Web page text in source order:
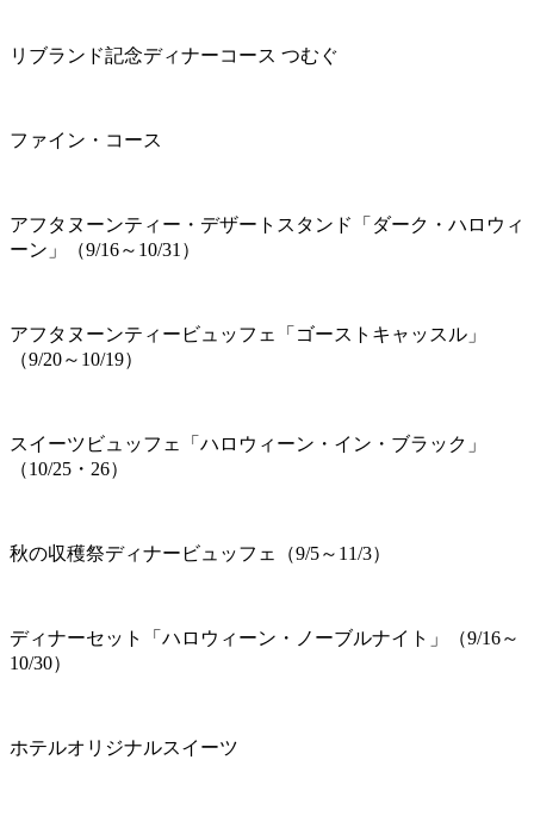
リブランド記念ディナーコース つむぐ
ファイン・コース
アフタヌーンティー・デザートスタンド「ダーク・ハロウィ
ーン」（9/16～10/31）
アフタヌーンティービュッフェ「ゴーストキャッスル」
（9/20～10/19）
スイーツビュッフェ「ハロウィーン・イン・ブラック」
（10/25・26）
秋の収穫祭ディナービュッフェ（9/5～11/3）
ディナーセット「ハロウィーン・ノーブルナイト」（9/16～
10/30）
ホテルオリジナルスイーツ